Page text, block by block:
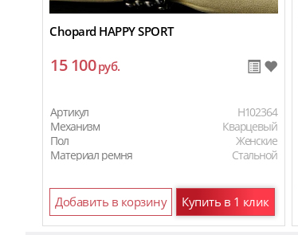
Chopard HAPPY SPORT
15 100руб.
Артикул
H102364
Механизм
Кварцевый
Пол
Женские
Материал ремня
Стальной
Добавить в корзину Купить в 1 клик